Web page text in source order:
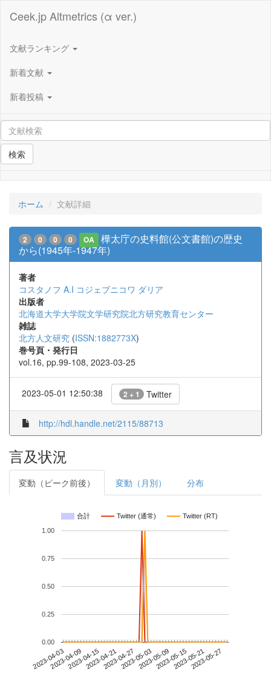
Ceek.jp Altmetrics (α ver.)
文献ランキング
新着文献
新着投稿
検索
ホーム 文献詳細
2 0 0 0 OA
樺太庁の史料館(公文書館)の歴史
から(1945年-1947年)
著者
コスタノフ A.I コジェブニコワ ダリア
出版者
北海道大学大学院文学研究院北方研究教育センター
雑誌
北方人文研究 (ISSN:1882773X)
巻号頁・発行日
vol.16, pp.99-108, 2023-03-25
2023-05-01 12:50:38 2 + 1 Twitter
http://hdl.handle.net/2115/88713
言及状況
変動（ピーク前後） 変動（月別） 分布
合計 Twitter (通常) Twitter (RT)
2023-04-032023-04-092023-04-152023-04-212023-04-272023-05-032023-05-092023-05-152023-05-212023-05-27
0.00
0.25
0.50
0.75
1.00